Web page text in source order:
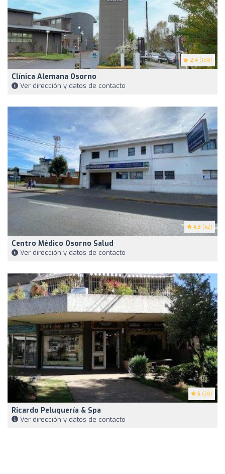
2.4 (158)
Clínica Alemana Osorno
Ver dirección y datos de contacto
4.3 (42)
Centro Médico Osorno Salud
Ver dirección y datos de contacto
5 (38)
Ricardo Peluquería & Spa
Ver dirección y datos de contacto